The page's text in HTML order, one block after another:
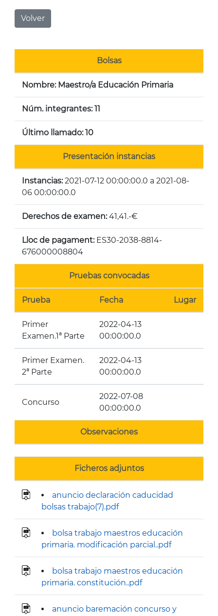
Volver
Bolsas
Nombre: Maestro/a Educación Primaria
Núm. integrantes: 11
Último llamado: 10
Presentación instancias
Instancias:2021-07-12 00:00:00.0 a 2021-08-
06 00:00:00.0
Derechos de examen:41,41.-€
Lloc de pagament:ES30-2038-8814-
676000008804
Pruebas convocadas
Prueba Fecha Lugar
Primer
Examen.1ª Parte
2022-04-13
00:00:00.0
Primer Examen.
2ª Parte
2022-04-13
00:00:00.0
Concurso
2022-07-08
00:00:00.0
Observaciones
Ficheros adjuntos
anuncio declaración caducidad
bolsas trabajo(7).pdf
bolsa trabajo maestros educación
primaria. modificación parcial..pdf
bolsa trabajo maestros educación
primaria. constitución..pdf
anuncio baremación concurso y